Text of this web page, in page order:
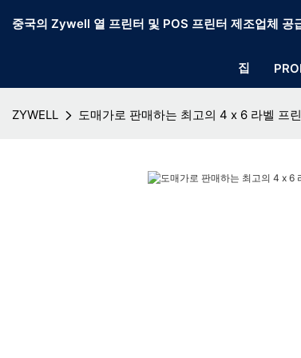
중국의 Zywell 열 프린터 및 POS 프린터 제조업체 공
집
ZYWELL 도매가로 판매하는 최고의 4 x 6 라벨 프